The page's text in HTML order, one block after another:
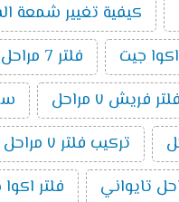
كيفية تغيير شمعة الفلتر 7
فلتر 7 مراحل بدون خزان
فلتر فريش ٧ مراحل
تركيب فلتر ٧ مراحل
فلتر اكوا جيت